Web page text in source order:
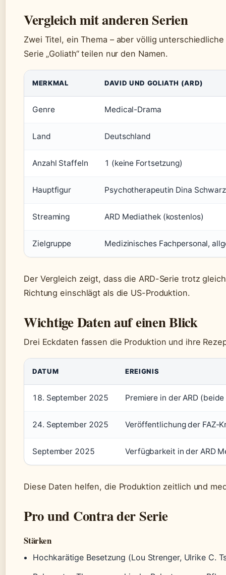
Vergleich mit anderen Serien
Zwei Titel, ein Thema – aber völlig
Serie „Goliath“ teilen nur den Namen.
MERKMAL DAVID UND GOLIATH (ARD)
Genre Medical-Drama
Land Deutschland
Anzahl Staffeln 1 (keine Fortsetzung)
Hauptfigur Psychotherapeutin Dina Schwarz
Streaming ARD Mediathek (kostenlos)
Zielgruppe Medizinisches Fachpersonal,
Der Vergleich zeigt, dass die ARD-Serie trotz
Richtung einschlägt als die US-Produktion.
Wichtige Daten auf einen Blick
Drei Eckdaten fassen die Produktion und ihre
DATUM EREIGNIS
18. September 2025 Premiere in der ARD
24. September 2025 Veröffentlichung der FAZ-
September 2025 Verfügbarkeit in der ARD
Diese Daten helfen, die Produktion zeitlich und
Pro und Contra der Serie
Stärken
Hochkarätige Besetzung (Lou Strenger, Ulrike C.